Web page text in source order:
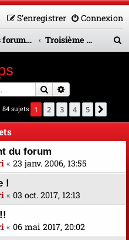
Connexion
S’enregistrer
Les forums en service Troisième mi-temps
r
Rechercher
84 sujets 1 2 3 4 5
du forum
« 23 janv. 2006, 13:55
!
« 03 oct. 2017, 12:13
« 06 mai 2017, 20:02